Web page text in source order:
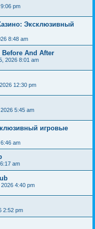
pm
Эксклюзивный
8:48 am
And After
2026 8:01 am
12:30 pm
5:45 am
игровые
am
am
4:40 pm
2:52 pm